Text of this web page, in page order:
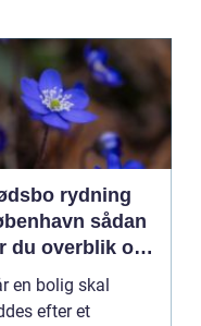
rydning
sådan
du overblik og
hjælp
en bolig skal
efter et